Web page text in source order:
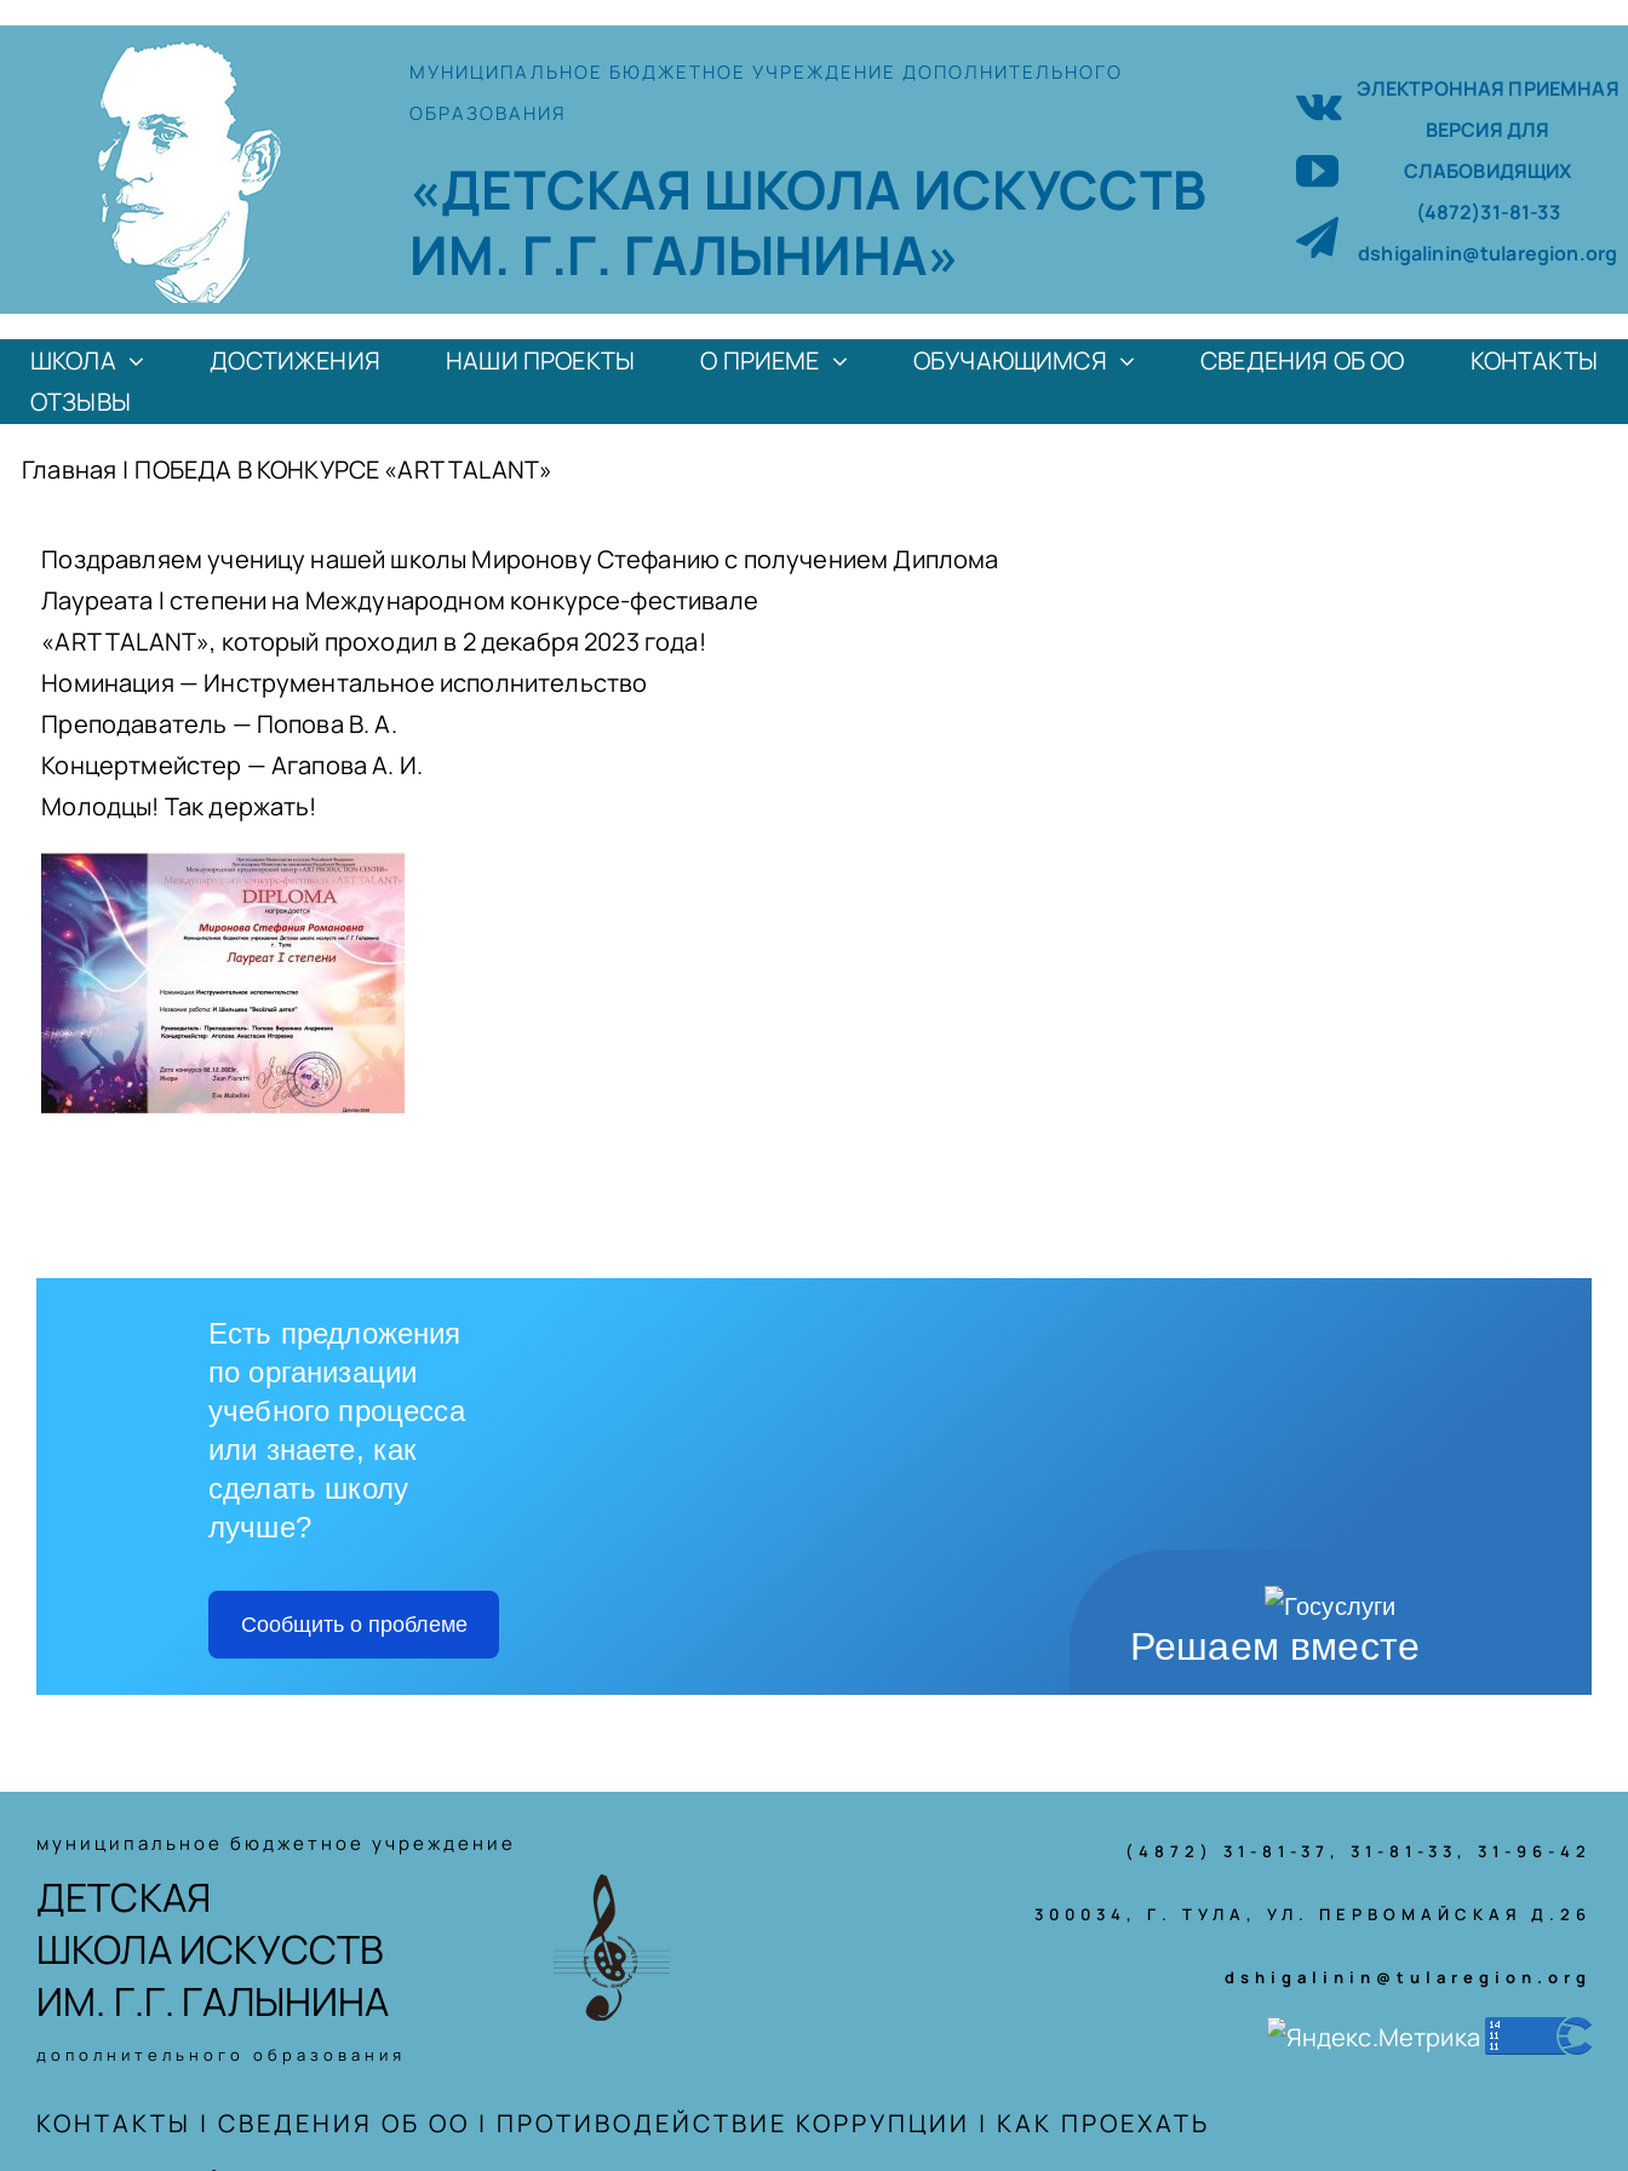
Skip
МУНИЦИПАЛЬНОЕ БЮДЖЕТНОЕ УЧРЕЖДЕНИЕДОПОЛНИТЕЛЬНОГО
ОБРАЗОВАНИЯ
«ДЕТСКАЯ ШКОЛА ИСКУССТВ
ИМ. Г.Г. ГАЛЫНИНА»
ЭЛЕКТРОННАЯ ПРИЕМНАЯ
ВЕРСИЯ ДЛЯ
СЛАБОВИДЯЩИХ
(4872)31-81-33
dshigalinin@tularegion.org
ШКОЛА ДОСТИЖЕНИЯ НАШИ ПРОЕКТЫ О ПРИЕМЕ ОБУЧАЮЩИМСЯ СВЕДЕНИЯ ОБ ОО
КОНТАКТЫ
ОТЗЫВЫ
Главная | ПОБЕДА В КОНКУРСЕ «ART TALANT»
Поздравляем ученицу нашей школы Миронову Стефанию с получением Диплома
Лауреата I степени на Международном конкурсе-фестивале
«ART TALANT», который проходил в 2 декабря 2023 года!
Номинация — Инструментальное исполнительство
Преподаватель — Попова В. А.
Концертмейстер — Агапова А. И.
Молодцы! Так держать!
Решаем вместе
Есть предложения
по организации
учебного процесса
или знаете, как
сделать школу
лучше?
Сообщить о проблеме
муниципальное бюджетное учреждение
ДЕТСКАЯ
ШКОЛА ИСКУССТВ
ИМ. Г.Г. ГАЛЫНИНА
дополнительного образования
(4872) 31-81-37, 31-81-33, 31-96-42
300034, Г. ТУЛА, УЛ. ПЕРВОМАЙСКАЯ Д.26
dshigalinin@tularegion.org
КОНТАКТЫ | СВЕДЕНИЯ ОБ ОО | ПРОТИВОДЕЙСТВИЕ КОРРУПЦИИ | КАК ПРОЕХАТЬ